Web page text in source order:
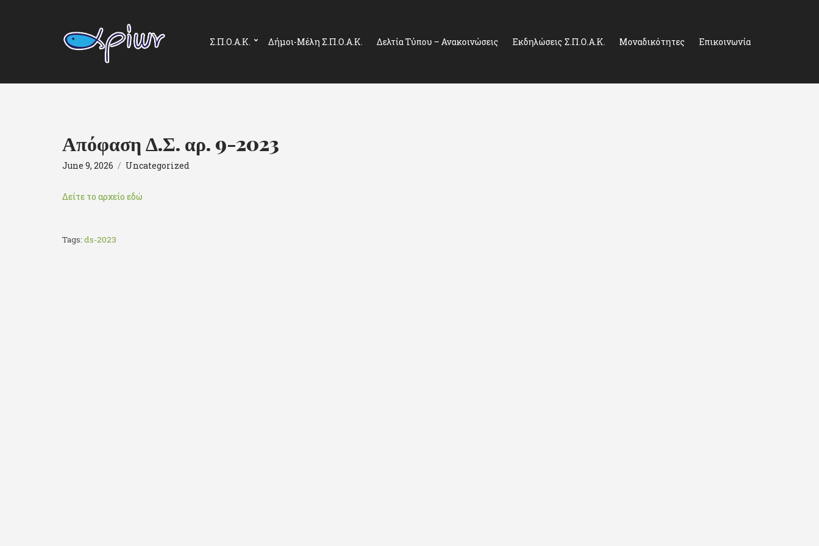
Σ.Π.Ο.Α.Κ. Δήμοι-Μέλη Σ.Π.Ο.Α.Κ. Δελτία Τύπου – Ανακοινώσεις Εκδηλώσεις Σ.Π.Ο.Α.Κ. Μοναδικότητες Επικοινωνία
Απόφαση Δ.Σ. αρ. 9-2023
June 9, 2026 Uncategorized
Δείτε το αρχείο εδώ
Tags: ds-2023